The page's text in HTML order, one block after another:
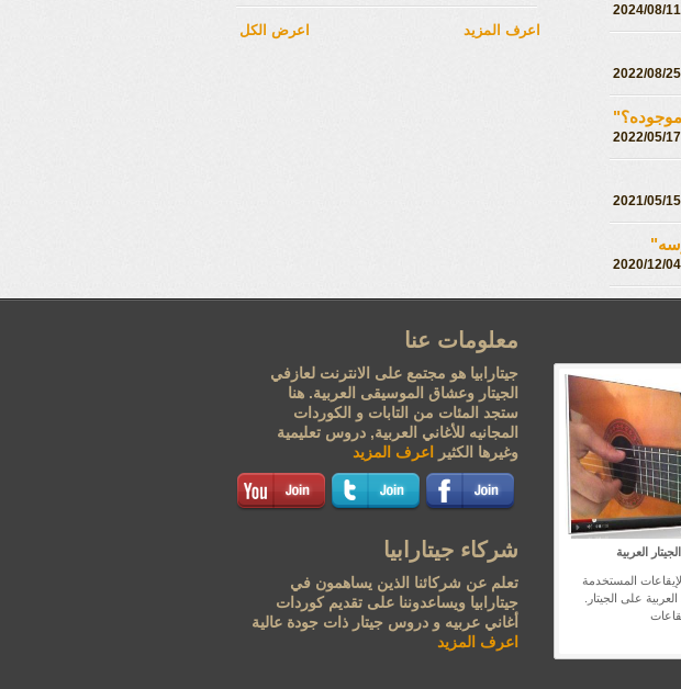
موجوده؟"
اعرف المزيد اعرض الكل
العربية
المستخدمة
على الجيتار.
معلومات عنا
جيتارابيا هو مجتمع على الانترنت لعازفي
الجيتار وعشاق الموسيقى العربية. هنا
ستجد المئات من التابات و الكوردات
المجانيه للأغاني العربية, دروس تعليمية
وغيرها الكثير
اعرف المزيد
شركاء جيتارابيا
تعلم عن شركائنا الذين يساهمون في
جيتارابيا ويساعدوننا على تقديم كوردات
أغاني عربيه و دروس جيتار ذات جودة عالية
اعرف المزيد